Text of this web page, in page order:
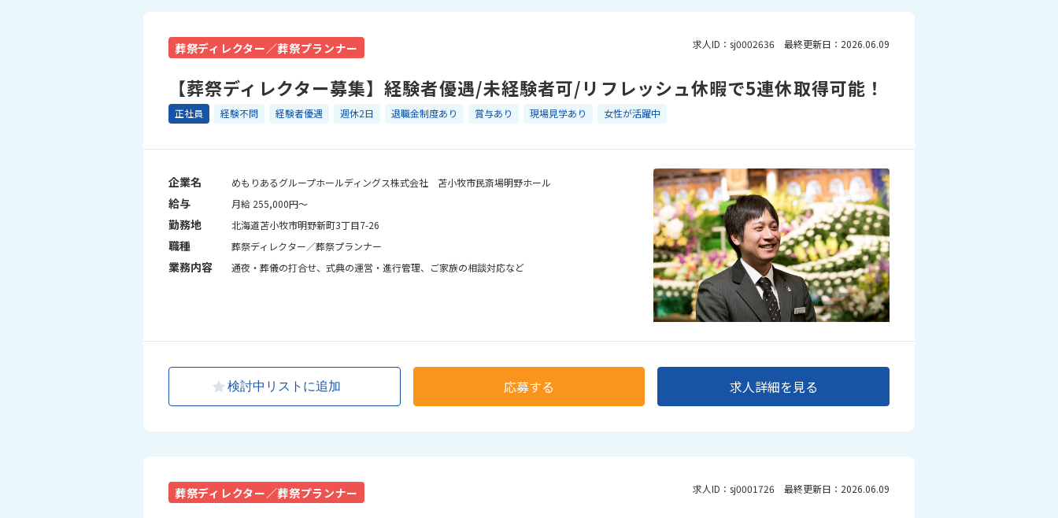
葬祭ディレクター／葬祭プランナー 求人ID：sj0002636 最終更新日：2026.06.09
【葬祭ディレクター募集】経験者優遇/未経験者可/リフレッシュ休暇で5連休取得可能！
正社員 経験不問 経験者優遇 週休2日 退職金制度あり 賞与あり 現場見学あり 女性が活躍中
企業名 めもりあるグループホールディングス株式会社 苫小牧市民斎場明野ホール
給与 月給 255,000円～
勤務地 北海道苫小牧市明野新町3丁目7-26
職種 葬祭ディレクター／葬祭プランナー
業務内容 通夜・葬儀の打合せ、式典の運営・進行管理、ご家族の相談対応など
検討中リストに追加 応募する 求人詳細を見る
葬祭ディレクター／葬祭プランナー 求人ID：sj0001726 最終更新日：2026.06.09